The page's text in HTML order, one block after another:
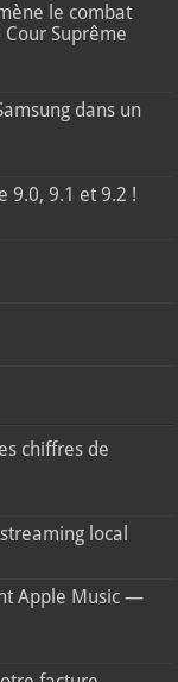
le combat
Suprême
dans un
9.0, 9.1 et 9.2 !
chiffres de
local
Apple Music —